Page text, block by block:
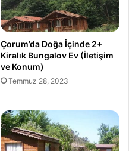
Çorum’da Doğa İçinde 2+
Kiralık Bungalov Ev (İletişim
ve Konum)
Temmuz 28, 2023